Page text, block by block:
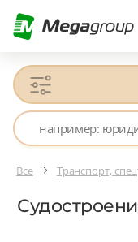
Все Транспорт,